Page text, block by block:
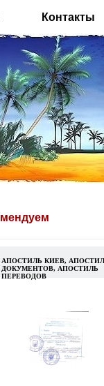
Контакты
АПОСТИЛЬ КИЕВ,
ДОКУМЕНТОВ, АПОСТИЛЬ
ПЕРЕВОДОВ